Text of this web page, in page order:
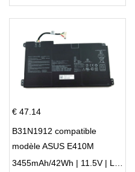
€ 47.14
B31N1912 compatible
modèle ASUS E410M
E410MA L410MA
3455mAh/42Wh | 11.5V | Li-ion ...